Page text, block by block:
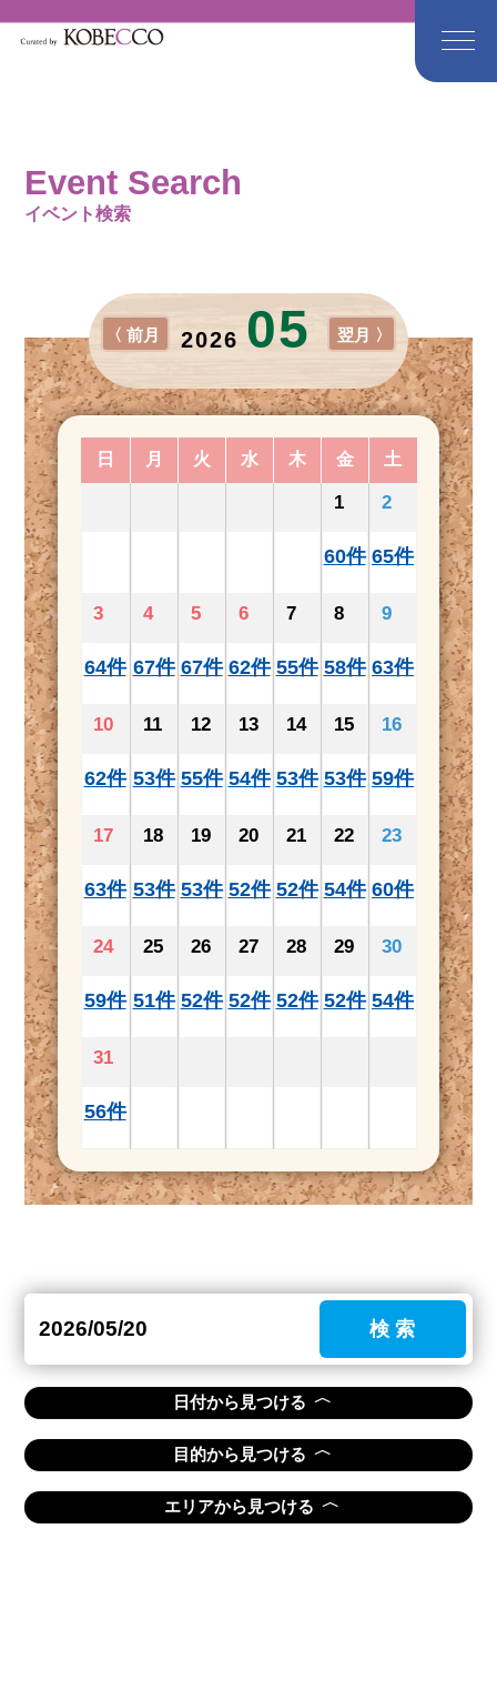
Event Search
イベント検索
2026 05
〈 前月 翌月 〉
日 月 火 水 木 金 土
1
60件
2
65件
3
64件
4
67件
5
67件
6
62件
7
55件
8
58件
9
63件
10
62件
11
53件
12
55件
13
54件
14
53件
15
53件
16
59件
17
63件
18
53件
19
53件
20
52件
21
52件
22
54件
23
60件
24
59件
25
51件
26
52件
27
52件
28
52件
29
52件
30
54件
31
56件
検 索
日付から見つける 〈
目的から見つける 〈
エリアから見つける 〈